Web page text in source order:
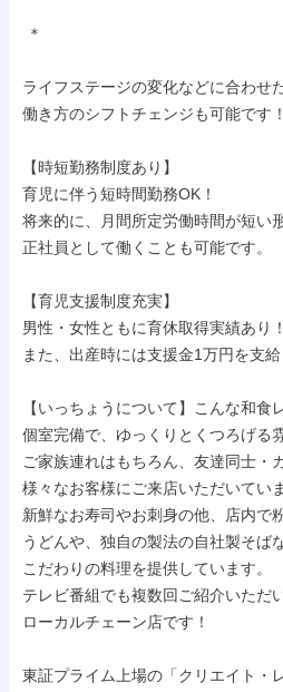
ライフステージの変化などに合わせ
働き方のシフトチェンジも可能です！
【時短勤務制度あり】
育児に伴う短時間勤務OK！
将来的に、月間所定労働時間が短い
正社員として働くことも可能です。
【育児支援制度充実】
男性・女性ともに育休取得実績あり！
また、出産時には支援金1万円を支給
【いっちょうについて】こんな和食
個室完備で、ゆっくりとくつろげる
ご家族連れはもちろん、友達同士・
様々なお客様にご来店いただいていま
新鮮なお寿司やお刺身の他、店内で
うどんや、独自の製法の自社製そばな
こだわりの料理を提供しています。
テレビ番組でも複数回ご紹介いただ
ローカルチェーン店です！
東証プライム上場の「クリエイト・